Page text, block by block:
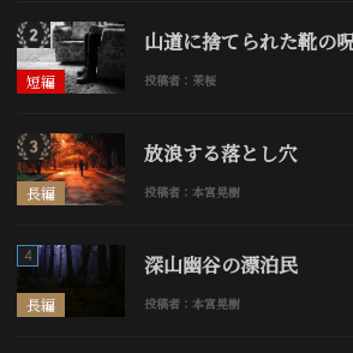
短編
山道に捨てられた靴の
投稿者：茉桜
長編
放浪する落とし穴
投稿者：本宮晃樹
長編
4 深山幽谷の漂泊民
投稿者：本宮晃樹